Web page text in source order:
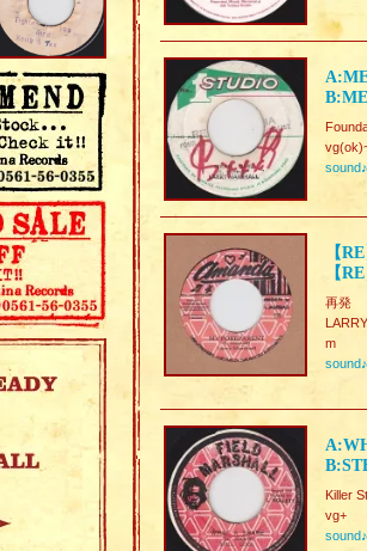
sound♪
【
【
再発
m
sound♪
Killer
vg+
sound♪